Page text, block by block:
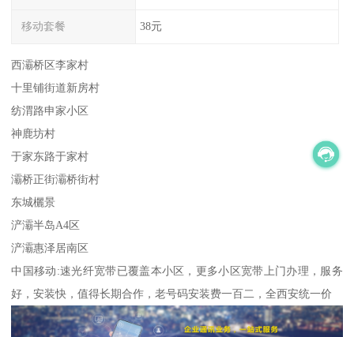
移动套餐 38元
西灞桥区李家村
十里铺街道新房村
纺渭路申家小区
神鹿坊村
于家东路于家村
灞桥正街灞桥街村
东城欐景
浐灞半岛A4区
浐灞惠泽居南区
中国移动:速光纤宽带已覆盖本小区，更多小区宽带上门办理，服务
好，安装快，值得长期合作，老号码安装费一百二，全西安统一价